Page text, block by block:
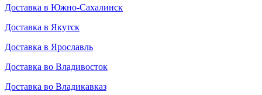
Доставка в Южно-Сахалинск
Доставка в Якутск
Доставка в Ярославль
Доставка во Владивосток
Доставка во Владикавказ